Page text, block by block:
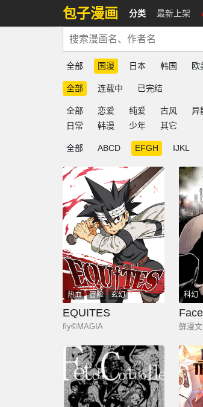
包子漫画 分类 最新上架
全部 国漫 日本 韩国 欧
全部 连载中 已完结
全部 恋爱 纯爱 古风 异
日常
韩漫 少年 其它
全部 ABCD EFGH IJKL
热血 冒险 玄幻
EQUITES
fly©MAGIA
科幻
鲜漫